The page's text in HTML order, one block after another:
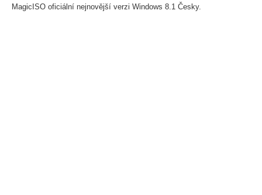
MagicISO oficiální nejnovější verzi Windows 8.1 Česky.